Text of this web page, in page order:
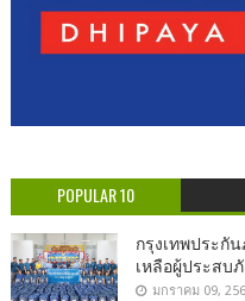
POPULAR 10
กรุงเทพประกั
เหลือผู้ประสบ
มกราคม 09,